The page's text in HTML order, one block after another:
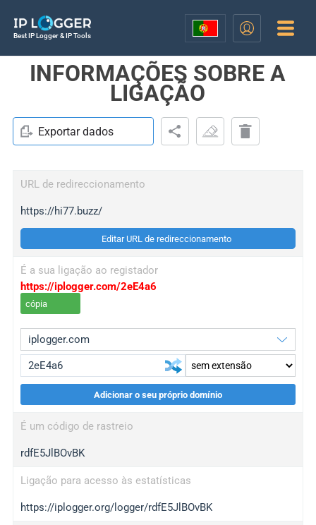
Best IP Logger & IP Tools
INFORMAÇÕES SOBRE A
LIGAÇÃO
Exportar dados
URL de redireccionamento
https://hi77.buzz/
Editar URL de redireccionamento
É a sua ligação ao registador
https://iplogger.com/2eE4a6
cópia
wl.gl
ed.tc
bc.ax
iplogger.com
Adicionar o seu próprio domínio
É um código de rastreio
rdfE5JlBOvBK
Ligação para acesso às estatísticas
https://iplogger.org/logger/rdfE5JlBOvBK